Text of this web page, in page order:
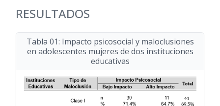
RESULTADOS
Tabla 01: Impacto psicosocial y maloclusiones
en adolescentes mujeres de dos instituciones
educativas